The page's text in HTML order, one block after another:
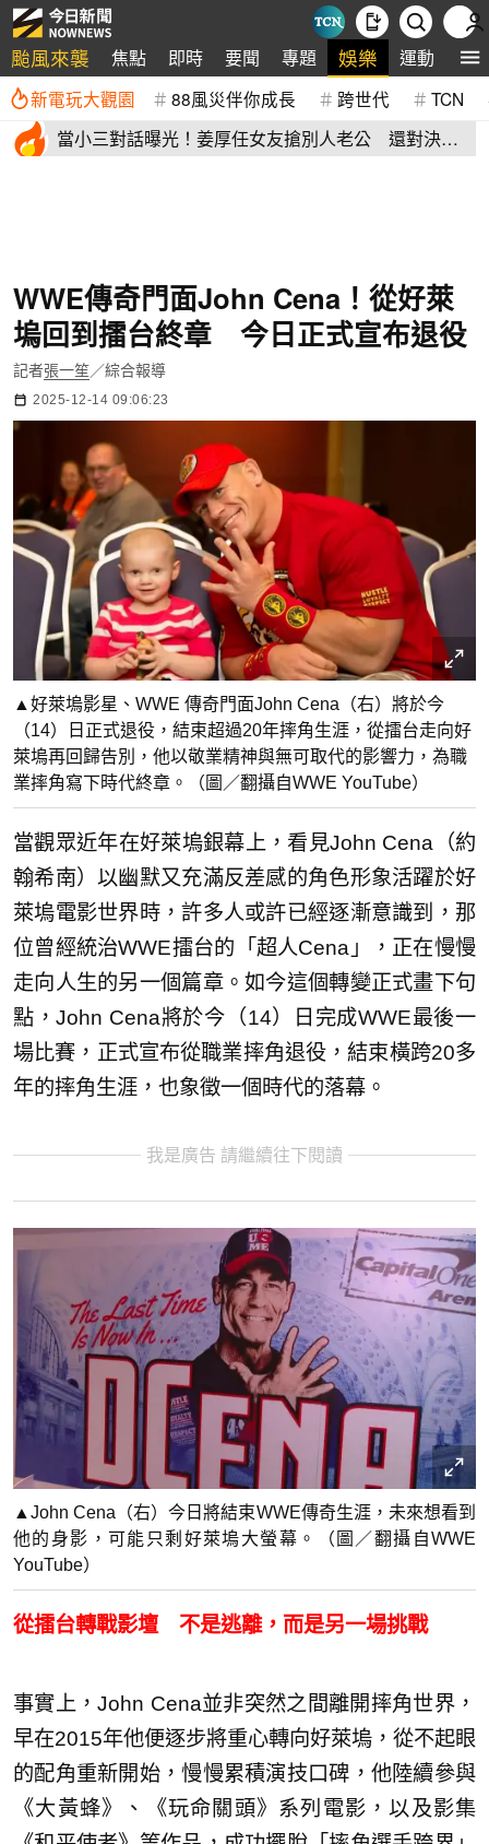
颱風來襲 焦點 即時 要聞 專題 娛樂 運動 全
新電玩大觀園 88風災伴你成長 跨世代 TCN
當小三對話曝光！姜厚任女友搶別人老公 還對決正
WWE傳奇門面John Cena！從好萊
塢回到擂台終章 今日正式宣布退役
記者張一笙／綜合報導
2025-12-14 09:06:23
▲好萊塢影星、WWE 傳奇門面John Cena（右）將於今
（14）日正式退役，結束超過20年摔角生涯，從擂台走向好
萊塢再回歸告別，他以敬業精神與無可取代的影響力，為職
業摔角寫下時代終章。（圖／翻攝自WWE YouTube）
當觀眾近年在好萊塢銀幕上，看見John Cena（約
翰希南）以幽默又充滿反差感的角色形象活躍於好
萊塢電影世界時，許多人或許已經逐漸意識到，那
位曾經統治WWE擂台的「超人Cena」，正在慢慢
走向人生的另一個篇章。如今這個轉變正式畫下句
點，John Cena將於今（14）日完成WWE最後一
場比賽，正式宣布從職業摔角退役，結束橫跨20多
年的摔角生涯，也象徵一個時代的落幕。
我是廣告 請繼續往下閱讀
▲John Cena（右）今日將結束WWE傳奇生涯，未來想看到
他的身影，可能只剩好萊塢大螢幕。（圖／翻攝自WWE
YouTube）
從擂台轉戰影壇 不是逃離，而是另一場挑戰
事實上，John Cena並非突然之間離開摔角世界，
早在2015年他便逐步將重心轉向好萊塢，從不起眼
的配角重新開始，慢慢累積演技口碑，他陸續參與
《大黃蜂》、《玩命關頭》系列電影，以及影集